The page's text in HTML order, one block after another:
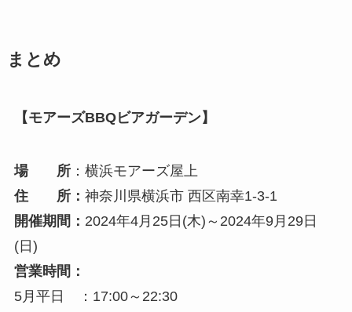
まとめ
【モアーズBBQビアガーデン】
場 所：横浜モアーズ屋上
住 所： 神奈川県横浜市 西区南幸1-3-1
開催期間： 2024年4月25日(木)～2024年9月29日
(日)
営業時間：
5月平日 ：17:00～22:30